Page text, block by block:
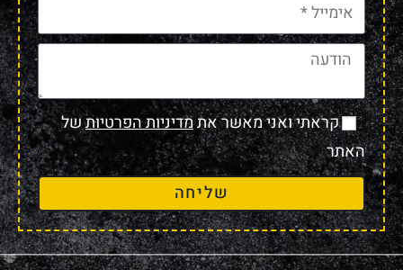
קראתי ואני מאשר אתמדיניות הפרטיותשל
האתר
שליחה